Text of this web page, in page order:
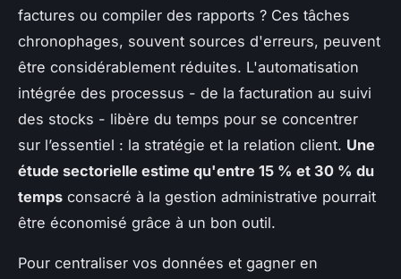
factures ou compiler des rapports ? Ces tâches
chronophages, souvent sources d'erreurs, peuvent
être considérablement réduites. L'automatisation
intégrée des processus - de la facturation au suivi
des stocks - libère du temps pour se concentrer
sur l’essentiel : la stratégie et la relation client. Une
étude sectorielle estime qu'entre 15 % et 30 % du
temps consacré à la gestion administrative pourrait
être économisé grâce à un bon outil.
Pour centraliser vos données et gagner en